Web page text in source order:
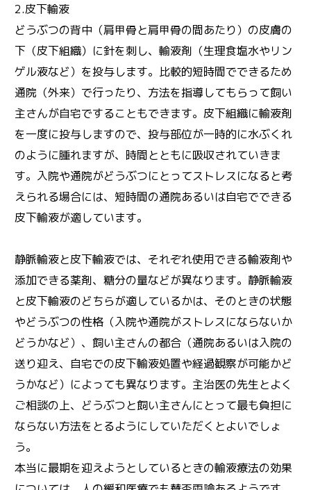
2.皮下輸液
どうぶつの背中（肩甲骨と肩甲骨の間あたり）の皮膚の
下（皮下組織）に針を刺し、輸液剤（生理食塩水やリン
ゲル液など）を投与します。比較的短時間でできるため
通院（外来）で行ったり、方法を指導してもらって飼い
主さんが自宅ですることもできます。皮下組織に輸液剤
を一度に投与しますので、投与部位が一時的に水ぶくれ
のように腫れますが、時間とともに吸収されていきま
す。入院や通院がどうぶつにとってストレスになると考
えられる場合には、短時間の通院あるいは自宅でできる
皮下輸液が適しています。
静脈輸液と皮下輸液では、それぞれ使用できる輸液剤や
添加できる薬剤、糖分の量などが異なります。静脈輸液
と皮下輸液のどちらが適しているかは、そのときの状態
やどうぶつの性格（入院や通院がストレスにならないか
どうかなど）、飼い主さんの都合（通院あるいは入院の
送り迎え、自宅での皮下輸液処置や経過観察が可能かど
うかなど）によっても異なります。主治医の先生とよく
ご相談の上、どうぶつと飼い主さんにとって最も負担に
ならない方法をとるようにしていただくとよいでしょ
う。
本当に最期を迎えようとしているときの輸液療法の効果